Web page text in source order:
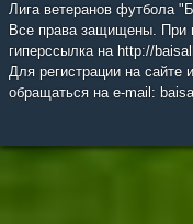
Лига ветеранов футбола
Все права защищены. При
гиперссылка на http://
Для регистрации на сайте
обращаться на e-mail: